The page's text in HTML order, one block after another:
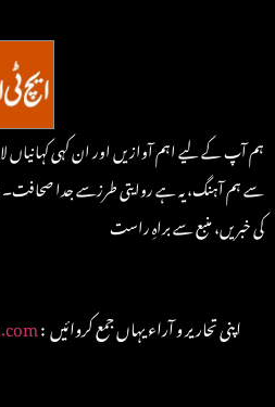
ہم آپ کے لیے اہم آوازیں اور ان کہی کہانیاں
سے ہم آہنگ، یہ ہے روایتی طرزسے جدا
کی خبریں، منبع سے براہِ راست
: اپنی تحاریر و آراء یہاں جمع کروائیں